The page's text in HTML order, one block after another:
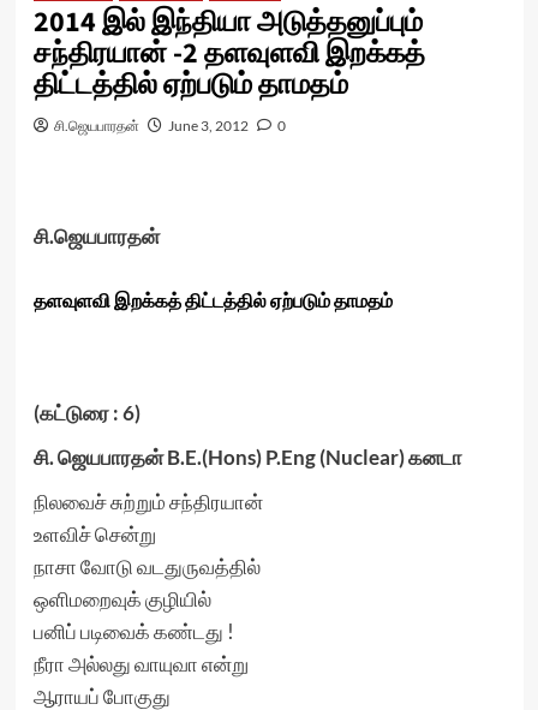
2014 இல் இந்தியா அடுத்தனுப்பும்
சந்திரயான் -2 தளவுளவி இறக்கத்
திட்டத்தில் ஏற்படும் தாமதம்
சி.ஜெயபாரதன் June 3, 2012 0
சி.ஜெயபாரதன்
தளவுளவி இறக்கத் திட்டத்தில் ஏற்படும் தாமதம்
(கட்டுரை : 6)
சி. ஜெயபாரதன் B.E.(Hons) P.Eng (Nuclear) கனடா
நிலவைச் சுற்றும் சந்திரயான்
உளவிச் சென்று
நாசா வோடு வடதுருவத்தில்
ஒளிமறைவுக் குழியில்
பனிப் படிவைக் கண்டது !
நீரா அல்லது வாயுவா என்று
ஆராயப் போகுது